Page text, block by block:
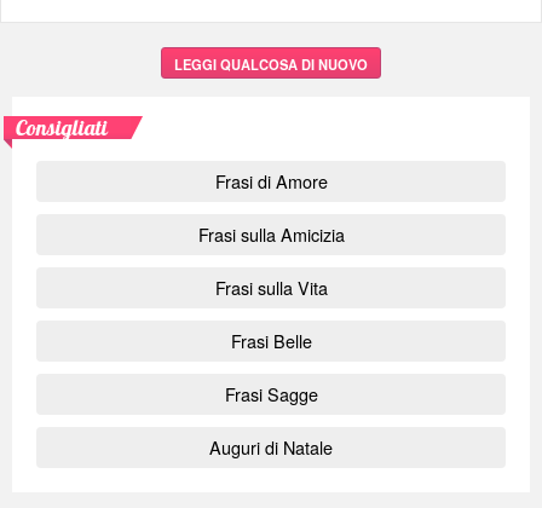
LEGGI QUALCOSA DI NUOVO
Consigliati
Frasi di Amore
Frasi sulla Amicizia
Frasi sulla Vita
Frasi Belle
Frasi Sagge
Auguri di Natale